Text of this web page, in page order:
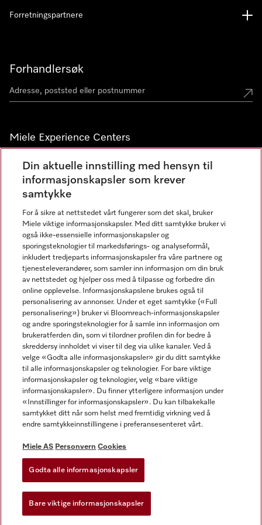
Forhandlersøk
Miele Experience Centers
Miele Experience Center Nesbru
Miele Outlet Nesbru
Nyhetsbrev
Forretningspartnere
Miele AS
Vilkår og betingelser
Vilkår for bruk
Miele tilgjengelighetserklæring
Miele på Facebook
Miele på Youtube
Miele på Instagram
Din aktuelle innstilling med hensyn til
informasjonskapsler som krever
samtykke
For å sikre at nettstedet vårt fungerer som det skal, bruker
Miele viktige informasjonskapsler. Med ditt samtykke bruker vi
også ikke-essensielle informasjonskapsler og
sporingsteknologier til markedsførings- og analyseformål,
inkludert tredjeparts informasjonskapsler fra våre partnere og
tjenesteleverandører, som samler inn informasjon om din bruk
av nettstedet og hjelper oss med å tilpasse og forbedre din
online opplevelse. Informasjonskapslene brukes også til
personalisering av annonser. Under et eget samtykke («Full
personalisering») bruker vi Bloomreach-informasjonskapsler
og andre sporingsteknologier for å samle inn informasjon om
brukeratferden din, som vi tilordner profilen din for bedre å
skreddersy innholdet vi viser til deg via ulike kanaler. Ved å
velge «Godta alle informasjonskapsler» gir du ditt samtykke
til alle informasjonskapsler og teknologier. For bare viktige
informasjonskapsler og teknologier, velg «bare viktige
informasjonskapsler». Du finner ytterligere informasjon under
«Innstillinger for informasjonskapsler». Du kan tilbakekalle
samtykket ditt når som helst med fremtidig virkning ved å
endre samtykkeinnstillingene i preferansesenteret vårt.
Miele AS Personvern Cookies
Godta alle informasjonskapsler
Bare viktige informasjonskapsler